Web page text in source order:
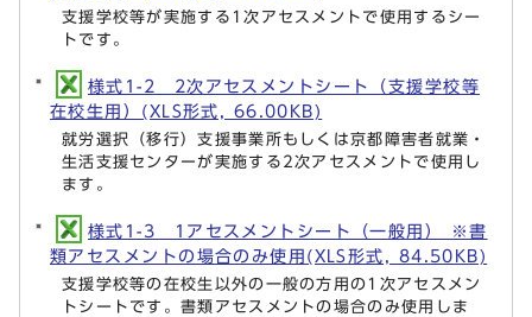
支援学校等が実施する1次アセスメントで使用するシー
トです。
様式1-2 2次アセスメントシート（支援学校等
在校生用）(XLS形式, 66.00KB)
就労選択（移行）支援事業所もしくは京都障害者就業・
生活支援センターが実施する2次アセスメントで使用し
ます。
様式1-3 1アセスメントシート（一般用） ※書
類アセスメントの場合のみ使用(XLS形式, 84.50KB)
支援学校等の在校生以外の一般の方用の1次アセスメン
トシートです。書類アセスメントの場合のみ使用しま